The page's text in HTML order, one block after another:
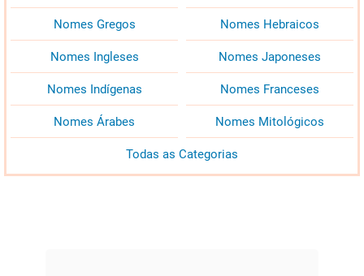
Nomes Gregos Nomes Hebraicos
Nomes Ingleses Nomes Japoneses
Nomes Indígenas Nomes Franceses
Nomes Árabes Nomes Mitológicos
Todas as Categorias